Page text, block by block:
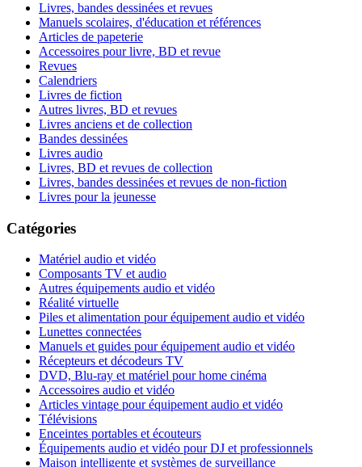
Livres, bandes dessinées et revues
Manuels scolaires, d'éducation et références
Articles de papeterie
Accessoires pour livre, BD et revue
Revues
Calendriers
Livres de fiction
Autres livres, BD et revues
Livres anciens et de collection
Bandes dessinées
Livres audio
Livres, BD et revues de collection
Livres, bandes dessinées et revues de non-fiction
Livres pour la jeunesse
Catégories
Matériel audio et vidéo
Composants TV et audio
Autres équipements audio et vidéo
Réalité virtuelle
Piles et alimentation pour équipement audio et vidéo
Lunettes connectées
Manuels et guides pour équipement audio et vidéo
Récepteurs et décodeurs TV
DVD, Blu-ray et matériel pour home cinéma
Accessoires audio et vidéo
Articles vintage pour équipement audio et vidéo
Télévisions
Enceintes portables et écouteurs
Équipements audio et vidéo pour DJ et professionnels
Maison intelligente et systèmes de surveillance